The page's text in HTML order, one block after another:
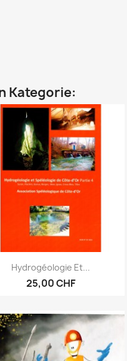
Kategorie:
Vorschau
Hydrogéologie Et...
25,00 CHF